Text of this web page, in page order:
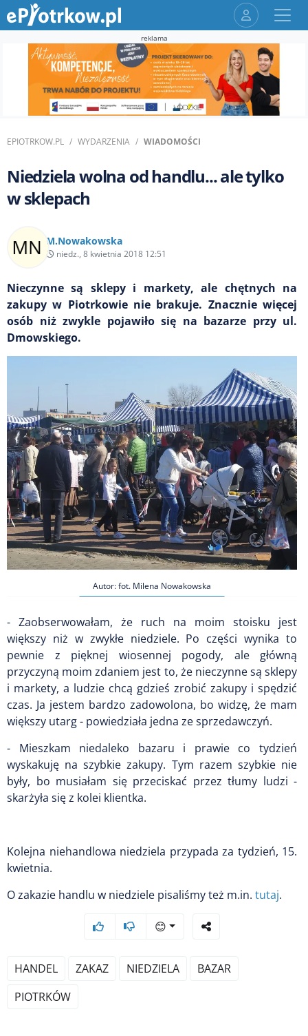
reklama
EPIOTRKOW.PL WYDARZENIA WIADOMOŚCI
Niedziela wolna od handlu... ale tylko
w sklepach
M.Nowakowska
niedz., 8 kwietnia 2018 12:51
Nieczynne są sklepy i markety, ale chętnych na
zakupy w Piotrkowie nie brakuje. Znacznie więcej
osób niż zwykle pojawiło się na bazarze przy ul.
Dmowskiego.
Autor: fot. Milena Nowakowska
- Zaobserwowałam, że ruch na moim stoisku jest
większy niż w zwykłe niedziele. Po części wynika to
pewnie z pięknej wiosennej pogody, ale główną
przyczyną moim zdaniem jest to, że nieczynne są sklepy
i markety, a ludzie chcą gdzieś zrobić zakupy i spędzić
czas. Ja jestem bardzo zadowolona, bo widzę, że mam
większy utarg - powiedziała jedna ze sprzedawczyń.
- Mieszkam niedaleko bazaru i prawie co tydzień
wyskakuję na szybkie zakupy. Tym razem szybkie nie
były, bo musiałam się przeciskać przez tłumy ludzi -
skarżyła się z kolei klientka.
Kolejna niehandlowa niedziela przypada za tydzień, 15.
kwietnia.
O zakazie handlu w niedziele pisaliśmy też m.in. tutaj.
😊
HANDEL ZAKAZ NIEDZIELA
BAZAR
PIOTRKÓW